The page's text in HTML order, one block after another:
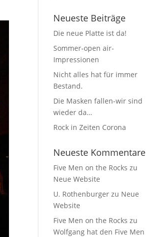
Neueste Beiträge
Die neue Platte ist da!
Sommer-open air-
Impressionen
Nicht alles hat für immer
Bestand.
Die Masken fallen-wir sind
wieder da…
Rock in Zeiten Corona
Neueste Kommentare
Five Men on the Rocks zu
Neue Website
U. Rothenburger zu Neue
Website
Five Men on the Rocks zu
Wolfgang hat den Five Men